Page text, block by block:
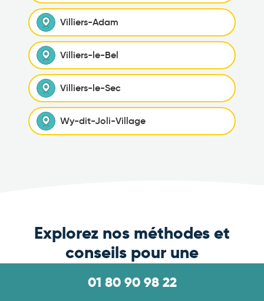
Villiers-Adam
Villiers-le-Bel
Villiers-le-Sec
Wy-dit-Joli-Village
Explorez nos méthodes et
conseils pour une
01 80 90 98 22